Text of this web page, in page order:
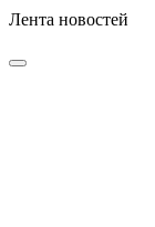
Лента новостей